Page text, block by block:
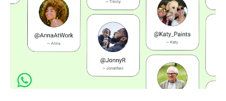
ذكاء اصطناعي